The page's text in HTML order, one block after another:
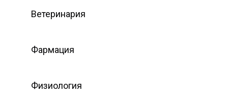
Ветеринария
Фармация
Физиология